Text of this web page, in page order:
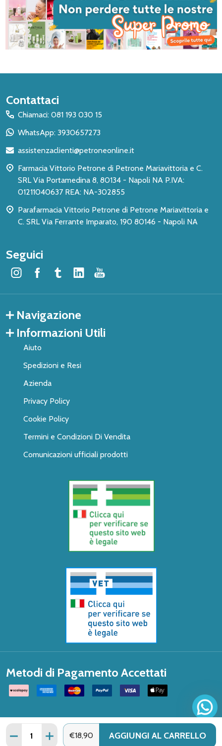
Quantità:
DIMINUISCI QUANTITÀ DI CETRA ITALIA - UROXX
AUMENTA QUANTITÀ DI CETRA ITALIA -
€18,90 AGGIUNGI AL CARRELLO
Inizio
del
piè
pagina
Contattaci
Chiamaci: 081 193 030 15
WhatsApp: 3930657273
assistenzaclienti@petroneonline.it
Farmacia Vittorio Petrone di Petrone Mariavittoria e C.
SRL Via Portamedina 8, 80134 - Napoli NA P.IVA:
01211040637 REA: NA-302855
Parafarmacia Vittorio Petrone di Petrone Mariavittoria e
C. SRL Via Ferrante Imparato, 190 80146 - Napoli NA
Seguici
Navigazione
Informazioni Utili
Aiuto
Spedizioni e Resi
Azienda
Privacy Policy
Cookie Policy
Termini e Condizioni Di Vendita
Comunicazioni ufficiali prodotti
Metodi di Pagamento Accettati